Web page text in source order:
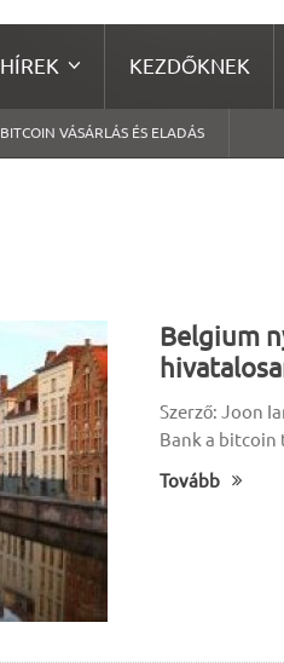
HÍREK KEZDŐKNEK
BITCOIN VÁSÁRLÁS ÉS ELADÁS
Belgium
Szerző: Joon
Bank a bitcoin
Tovább